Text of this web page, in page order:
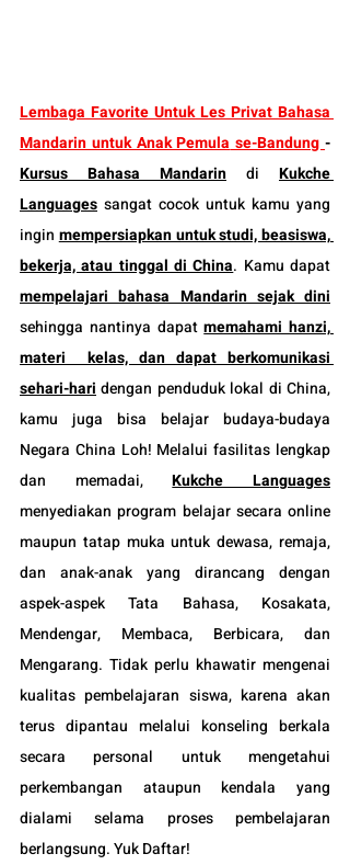
Lembaga Favorite Untuk Les Privat Bahasa
Mandarin untuk Anak Pemula se-Bandung -
Kursus Bahasa Mandarin di Kukche
Languages sangat cocok untuk kamu yang
ingin mempersiapkan untuk studi, beasiswa,
bekerja, atau tinggal di China
mempelajari bahasa Mandarin sejak dini
sehingga nantinya dapat memahami hanzi,
materi  kelas, dan dapat berkomunikasi
sehari-hari dengan penduduk lokal di China,
kamu juga bisa belajar budaya-budaya
Negara China Loh! Melalui fasilitas lengkap
dan memadai, Kukche Languages
menyediakan program belajar secara online
maupun tatap muka untuk dewasa, remaja,
dan anak-anak yang dirancang dengan
aspek-aspek Tata Bahasa, Kosakata,
Mendengar, Membaca, Berbicara, dan
Mengarang. Tidak perlu khawatir mengenai
kualitas pembelajaran siswa, karena akan
terus dipantau melalui konseling berkala
secara personal untuk mengetahui
perkembangan ataupun kendala yang
dialami selama proses pembelajaran
berlangsung. Yuk Daftar!